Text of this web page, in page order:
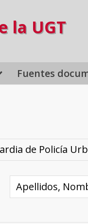
la UGT
Fuentes
de Policía